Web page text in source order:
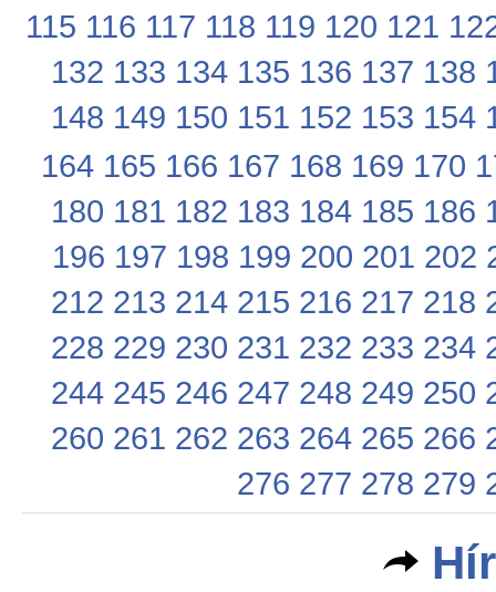
115 116 117 118 119 120 121
132 133 134 135 136 137 138
148 149 150 151 152 153 154
164 165 166 167 168 169 170
180 181 182 183 184 185 186
196 197 198 199 200 201 202
212 213 214 215 216 217 218
228 229 230 231 232 233 234
244 245 246 247 248 249 250
260 261 262 263 264 265 266
276 277 278 279